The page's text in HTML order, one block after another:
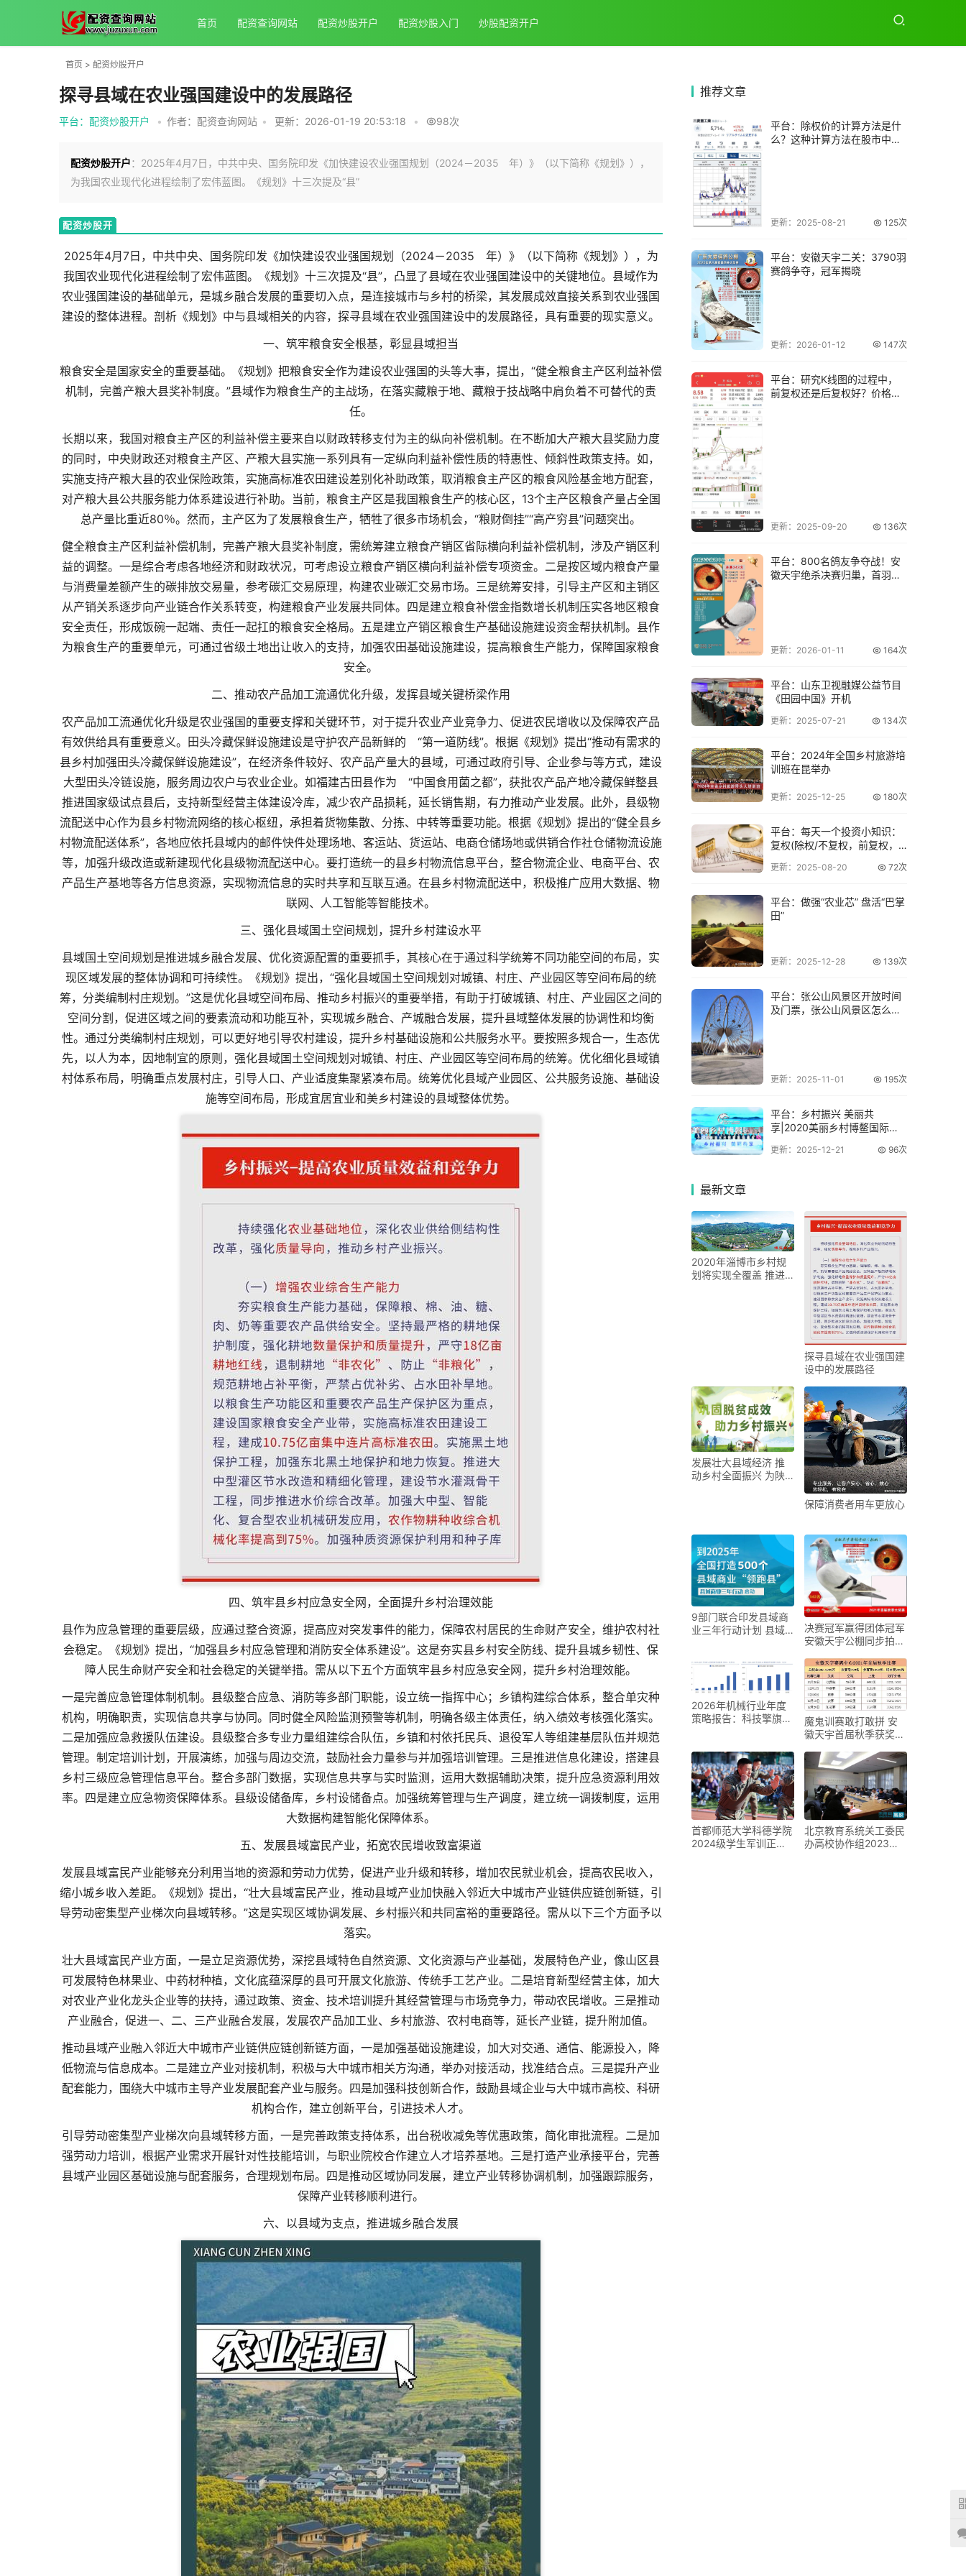
首页 配资查询网站 配资炒股开户 配资炒股入门 炒股配资开户
首页 > 配资炒股开户
探寻县域在农业强国建设中的发展路径
平台：配资炒股开户 • 作者：配资查询网站 • 更新：2026-01-19 20:53:18 • 98次
配资炒股开户：2025年4月7日，中共中央、国务院印发《加快建设农业强国规划（2024－2035 年）》（以下简称《规划》），
为我国农业现代化进程绘制了宏伟蓝图。《规划》十三次提及“县”
配资炒股开
2025年4月7日，中共中央、国务院印发《加快建设农业强国规划（2024－2035 年）》（以下简称《规划》），为
我国农业现代化进程绘制了宏伟蓝图。《规划》十三次提及“县”，凸显了县域在农业强国建设中的关键地位。县域作为
农业强国建设的基础单元，是城乡融合发展的重要切入点，是连接城市与乡村的桥梁，其发展成效直接关系到农业强国
建设的整体进程。剖析《规划》中与县域相关的内容，探寻县域在农业强国建设中的发展路径，具有重要的现实意义。
一、筑牢粮食安全根基，彰显县域担当
粮食安全是国家安全的重要基础。《规划》把粮食安全作为建设农业强国的头等大事，提出，“健全粮食主产区利益补偿
机制，完善产粮大县奖补制度。”县域作为粮食生产的主战场，在落实藏粮于地、藏粮于技战略中肩负着不可替代的责
任。
长期以来，我国对粮食主产区的利益补偿主要来自以财政转移支付为主的纵向补偿机制。在不断加大产粮大县奖励力度
的同时，中央财政还对粮食主产区、产粮大县实施一系列具有一定纵向利益补偿性质的特惠性、倾斜性政策支持。如，
实施支持产粮大县的农业保险政策，实施高标准农田建设差别化补助政策，取消粮食主产区的粮食风险基金地方配套，
对产粮大县公共服务能力体系建设进行补助。当前，粮食主产区是我国粮食生产的核心区，13个主产区粮食产量占全国
总产量比重近80％。然而，主产区为了发展粮食生产，牺牲了很多市场机会，“粮财倒挂”“高产穷县”问题突出。
健全粮食主产区利益补偿机制，完善产粮大县奖补制度，需统筹建立粮食产销区省际横向利益补偿机制，涉及产销区利
益的调整。一是综合考虑各地经济和财政状况，可考虑设立粮食产销区横向利益补偿专项资金。二是按区域内粮食产量
与消费量差额产生的碳排放交易量，参考碳汇交易原理，构建农业碳汇交易市场。三是统筹安排，引导主产区和主销区
从产销关系逐步向产业链合作关系转变，构建粮食产业发展共同体。四是建立粮食补偿金指数增长机制压实各地区粮食
安全责任，形成饭碗一起端、责任一起扛的粮食安全格局。五是建立产销区粮食生产基础设施建设资金帮扶机制。县作
为粮食生产的重要单元，可通过省级土地出让收入的支持，加强农田基础设施建设，提高粮食生产能力，保障国家粮食
安全。
二、推动农产品加工流通优化升级，发挥县域关键桥梁作用
农产品加工流通优化升级是农业强国的重要支撑和关键环节，对于提升农业产业竞争力、促进农民增收以及保障农产品
有效供给具有重要意义。田头冷藏保鲜设施建设是守护农产品新鲜的 “第一道防线”。根据《规划》提出“推动有需求的
县乡村加强田头冷藏保鲜设施建设”，在经济条件较好、农产品产量大的县域，可通过政府引导、企业参与等方式，建设
大型田头冷链设施，服务周边农户与农业企业。如福建古田县作为 “中国食用菌之都”，获批农产品产地冷藏保鲜整县
推进国家级试点县后，支持新型经营主体建设冷库，减少农产品损耗，延长销售期，有力推动产业发展。此外，县级物
流配送中心作为县乡村物流网络的核心枢纽，承担着货物集散、分拣、中转等重要功能。根据《规划》提出的“健全县乡
村物流配送体系”，各地应依托县域内的邮件快件处理场地、客运站、货运站、电商仓储场地或供销合作社仓储物流设施
等，加强升级改造或新建现代化县级物流配送中心。要打造统一的县乡村物流信息平台，整合物流企业、电商平台、农
产品生产基地等各方信息资源，实现物流信息的实时共享和互联互通。在县乡村物流配送中，积极推广应用大数据、物
联网、人工智能等智能技术。
三、强化县域国土空间规划，提升乡村建设水平
县域国土空间规划是推进城乡融合发展、优化资源配置的重要抓手，其核心在于通过科学统筹不同功能空间的布局，实
现区域发展的整体协调和可持续性。《规划》提出，“强化县域国土空间规划对城镇、村庄、产业园区等空间布局的统
筹，分类编制村庄规划。”这是优化县域空间布局、推动乡村振兴的重要举措，有助于打破城镇、村庄、产业园区之间的
空间分割，促进区域之间的要素流动和功能互补，实现城乡融合、产城融合发展，提升县域整体发展的协调性和均衡
性。通过分类编制村庄规划，可以更好地引导农村建设，提升乡村基础设施和公共服务水平。要按照多规合一，生态优
先，以人为本，因地制宜的原则，强化县域国土空间规划对城镇、村庄、产业园区等空间布局的统筹。优化细化县域镇
村体系布局，明确重点发展村庄，引导人口、产业适度集聚紧凑布局。统筹优化县域产业园区、公共服务设施、基础设
施等空间布局，形成宜居宜业和美乡村建设的县域整体优势。
四、筑牢县乡村应急安全网，全面提升乡村治理效能
县作为应急管理的重要层级，应通过整合资源，提高应对突发事件的能力，保障农村居民的生命财产安全，维护农村社
会稳定。《规划》提出，“加强县乡村应急管理和消防安全体系建设”。这是夯实县乡村安全防线、提升县城乡韧性、保
障人民生命财产安全和社会稳定的关键举措。需从以下五个方面筑牢县乡村应急安全网，提升乡村治理效能。
一是完善应急管理体制机制。县级整合应急、消防等多部门职能，设立统一指挥中心；乡镇构建综合体系，整合单灾种
机构，明确职责，实现信息共享与协同。同时健全风险监测预警等机制，明确各级主体责任，纳入绩效考核强化落实。
二是加强应急救援队伍建设。县级整合多专业力量组建综合队伍，乡镇和村依托民兵、退役军人等组建基层队伍并规范
管理。制定培训计划，开展演练，加强与周边交流，鼓励社会力量参与并加强培训管理。三是推进信息化建设，搭建县
乡村三级应急管理信息平台。整合多部门数据，实现信息共享与实时监测，运用大数据辅助决策，提升应急资源利用效
率。四是建立应急物资保障体系。县级设储备库，乡村设储备点。加强统筹管理与生产调度，建立统一调拨制度，运用
大数据构建智能化保障体系。
五、发展县域富民产业，拓宽农民增收致富渠道
发展县域富民产业能够充分利用当地的资源和劳动力优势，促进产业升级和转移，增加农民就业机会，提高农民收入，
缩小城乡收入差距。《规划》提出，“壮大县域富民产业，推动县域产业加快融入邻近大中城市产业链供应链创新链，引
导劳动密集型产业梯次向县域转移。”这是实现区域协调发展、乡村振兴和共同富裕的重要路径。需从以下三个方面予以
落实。
壮大县域富民产业方面，一是立足资源优势，深挖县域特色自然资源、文化资源与产业基础，发展特色产业，像山区县
可发展特色林果业、中药材种植，文化底蕴深厚的县可开展文化旅游、传统手工艺产业。二是培育新型经营主体，加大
对农业产业化龙头企业等的扶持，通过政策、资金、技术培训提升其经营管理与市场竞争力，带动农民增收。三是推动
产业融合，促进一、二、三产业融合发展，发展农产品加工业、乡村旅游、农村电商等，延长产业链，提升附加值。
推动县域产业融入邻近大中城市产业链供应链创新链方面，一是加强基础设施建设，加大对交通、通信、能源投入，降
低物流与信息成本。二是建立产业对接机制，积极与大中城市相关方沟通，举办对接活动，找准结合点。三是提升产业
配套能力，围绕大中城市主导产业发展配套产业与服务。四是加强科技创新合作，鼓励县域企业与大中城市高校、科研
机构合作，建立创新平台，引进技术人才。
引导劳动密集型产业梯次向县域转移方面，一是完善政策支持体系，出台税收减免等优惠政策，简化审批流程。二是加
强劳动力培训，根据产业需求开展针对性技能培训，与职业院校合作建立人才培养基地。三是打造产业承接平台，完善
县域产业园区基础设施与配套服务，合理规划布局。四是推动区域协同发展，建立产业转移协调机制，加强跟踪服务，
保障产业转移顺利进行。
六、以县域为支点，推进城乡融合发展
推荐文章
平台：除权价的计算方法是什
么？这种计算方法在股市中有
更新：2025-08-21 125次
平台：安徽天宇二关：3790羽
赛鸽争夺，冠军揭晓
更新：2026-01-12 147次
平台：研究K线图的过程中，
前复权还是后复权好？价格和
更新：2025-09-20 136次
平台：800名鸽友争夺战！安
徽天宇绝杀决赛归巢，首羽归
更新：2026-01-11 164次
平台：山东卫视融媒公益节目
《田园中国》开机
更新：2025-07-21 134次
平台：2024年全国乡村旅游培
训班在昆举办
更新：2025-12-25 180次
平台：每天一个投资小知识：
复权(除权/不复权，前复权，
更新：2025-08-20 72次
平台：做强“农业芯” 盘活“巴掌
田”
更新：2025-12-28 139次
平台：张公山风景区开放时间
及门票，张公山风景区怎么玩
更新：2025-11-01 195次
平台：乡村振兴 美丽共
享|2020美丽乡村博鳌国际峰
更新：2025-12-21 96次
最新文章
2020年淄博市乡村规
划将实现全覆盖 推进
探寻县域在农业强国建
设中的发展路径
发展壮大县域经济 推
动乡村全面振兴 为陕
保障消费者用车更放心
9部门联合印发县域商
业三年行动计划 县域
决赛冠军赢得团体冠军
安徽天宇公棚同步拍卖
2026年机械行业年度
策略报告：科技擎旗，
魔鬼训赛敢打敢拼 安
徽天宇首届秋季获奖鸽
首都师范大学科德学院
2024级学生军训正式
北京教育系统关工委民
办高校协作组2023年